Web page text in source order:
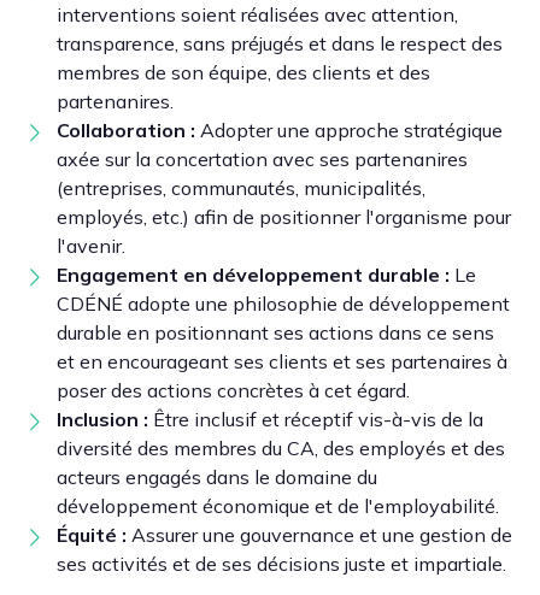
interventions soient réalisées avec attention,
transparence, sans préjugés et dans le respect des
membres de son équipe, des clients et des
partenanires.
Collaboration :Adopter une approche stratégique
axée sur la concertation avec ses partenanires
(entreprises, communautés, municipalités,
employés, etc.) afin de positionner l'organisme pour
l'avenir.
Engagement en développement durable : Le
CDÉNÉ adopte une philosophie de développement
durable en positionnant ses actions dans ce sens
et en encourageant ses clients et ses partenaires à
poser des actions concrètes à cet égard.
Inclusion : Être inclusif et réceptif vis-à-vis de la
diversité des membres du CA, des employés et des
acteurs engagés dans le domaine du
développement économique et de l'employabilité.
Équité :Assurer une gouvernance et une gestion de
ses activités et de ses décisions juste et impartiale.